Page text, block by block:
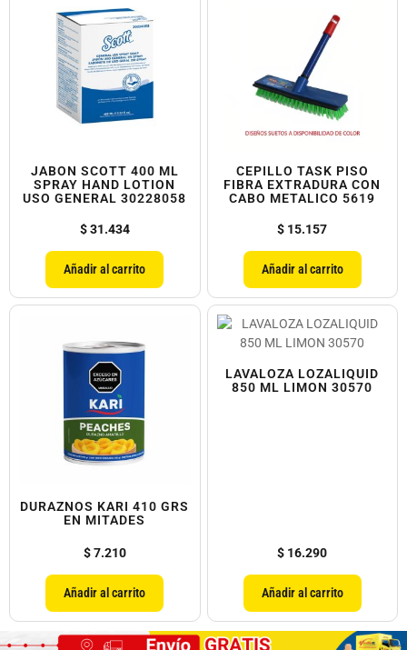
JABON SCOTT 400 ML
SPRAY HAND LOTION
USO GENERAL 30228058
$31.434
Añadir al carrito
CEPILLO TASK PISO
FIBRA EXTRADURA CON
CABO METALICO 5619
$ 15.157
Añadir al carrito
DURAZNOS KARI 410 GRS
EN MITADES
$7.210
Añadir al carrito
LAVALOZA LOZALIQUID
850 ML LIMON 30570
$ 16.290
Añadir al carrito